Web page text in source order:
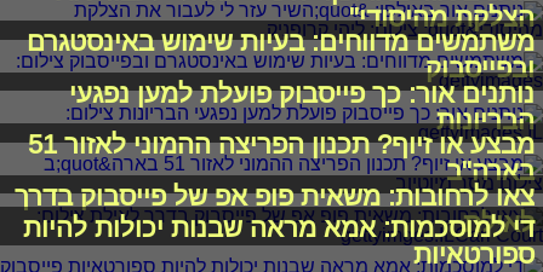
הצלקת מהיסודי"
משתמשים מדווחים: בעיות שימוש באינסטגרם
ובפייסבוק
נותנים אור: כך פייסבוק פועלת למען נפגעי
הבריונות
מבצע או זיוף? תכנון הפריצה ההמוני לאזור 51
בארה"ב
צאו לרחובות: משאית פופ אפ של פייסבוק בדרך
לאילת
די למוסכמות: אמא מראה שבנות יכולות להיות
ספורטאיות